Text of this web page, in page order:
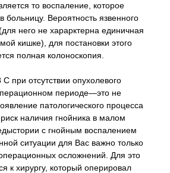
то воспаление, которое
больницу. Вероятность язвенного
него не харарктерна единичная
кишке), для постановки этого
полная колоноскопия.
при отсутствии опухолевого
периоде—это не
патологического процесса
наличия гнойника в малом
с гнойным воспалением
ситуации для Вас важно только
осложнений. Для это
к хирургу, который оперировал